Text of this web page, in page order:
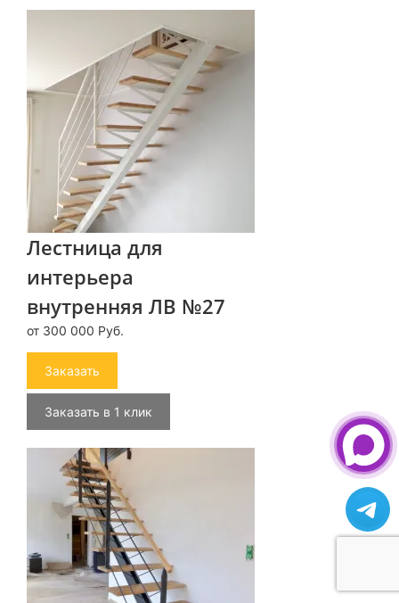
Лестница для
интерьера
внутренняя ЛВ №27
от 300 000 Руб.
Заказать
Заказать в 1 клик